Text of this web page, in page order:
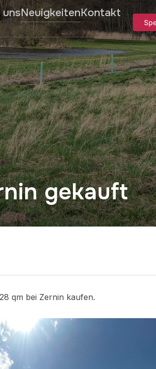
unsNeuigkeitenKontakt
gekauft
qm bei Zernin kaufen.